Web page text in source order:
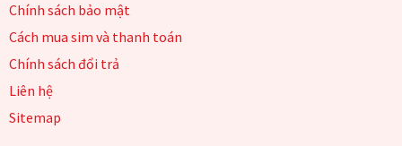
Chính sách bảo mật
Cách mua sim và thanh toán
Chính sách đổi trả
Liên hệ
Sitemap